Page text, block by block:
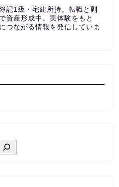
記1級・宅建所持。転職と副
資産形成中。実体験をもと
つながる情報を発信していま